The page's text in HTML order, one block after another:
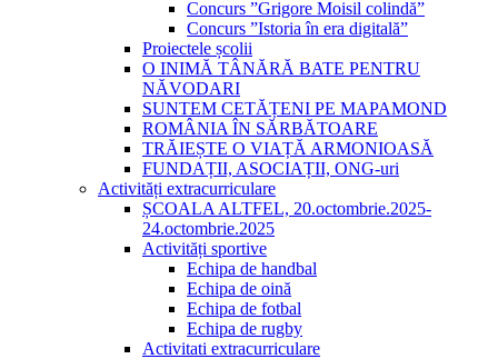
Concurs ”Grigore Moisil colindă”
Concurs ”Istoria în era digitală”
Proiectele școlii
O INIMĂ TÂNĂRĂ BATE PENTRU
NĂVODARI
SUNTEM CETĂȚENI PE MAPAMOND
ROMÂNIA ÎN SĂRBĂTOARE
TRĂIEȘTE O VIAȚĂ ARMONIOASĂ
FUNDAȚII, ASOCIAȚII, ONG-uri
Activități extracurriculare
ȘCOALA ALTFEL, 20.octombrie.2025-
24.octombrie.2025
Activități sportive
Echipa de handbal
Echipa de oină
Echipa de fotbal
Echipa de rugby
Activitati extracurriculare